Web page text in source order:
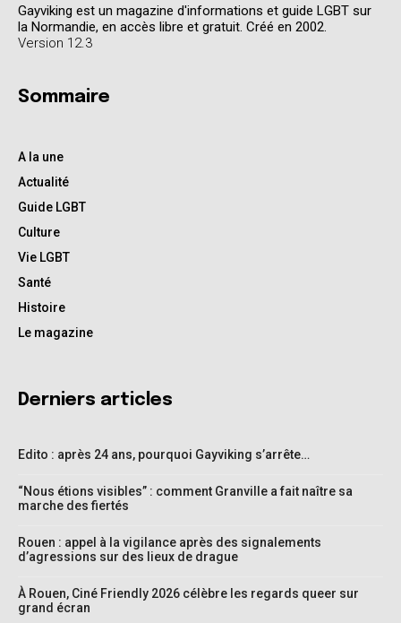
Gayviking est un magazine d'informations et guide LGBT sur
la Normandie, en accès libre et gratuit. Créé en 2002.
Version 12.3
Sommaire
A la une
Actualité
Guide LGBT
Culture
Vie LGBT
Santé
Histoire
Le magazine
Derniers articles
Edito : après 24 ans, pourquoi Gayviking s’arrête…
“Nous étions visibles” : comment Granville a fait naître sa
marche des fiertés
Rouen : appel à la vigilance après des signalements
d’agressions sur des lieux de drague
À Rouen, Ciné Friendly 2026 célèbre les regards queer sur
grand écran